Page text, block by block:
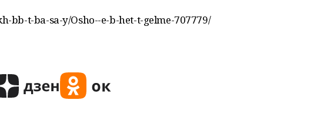
bb-t-ba-sa-y/Osho--e-b-het-t-gelme-707779/